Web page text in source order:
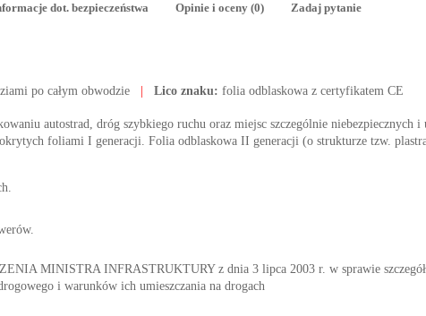
dot. bezpieczeństwa Opinie i oceny (0) Zadaj pytanie
po całym obwodzie Lico znaku: folia odblaskowa z certyfikatem CE
autostrad, dróg szybkiego ruchu oraz miejsc szczególnie niebezpiecznych
foliami I generacji. Folia odblaskowa II generacji (o strukturze tzw.
MINISTRA INFRASTRUKTURY z dnia 3 lipca 2003 r. w sprawie
i warunków ich umieszczania na drogach